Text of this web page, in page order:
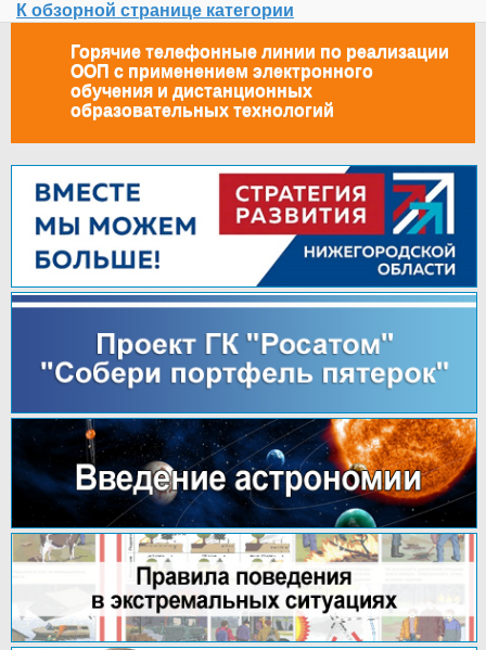
К обзорной странице категории
Горячие телефонные линии по реализации
ООП с применением электронного
обучения и дистанционных
образовательных технологий